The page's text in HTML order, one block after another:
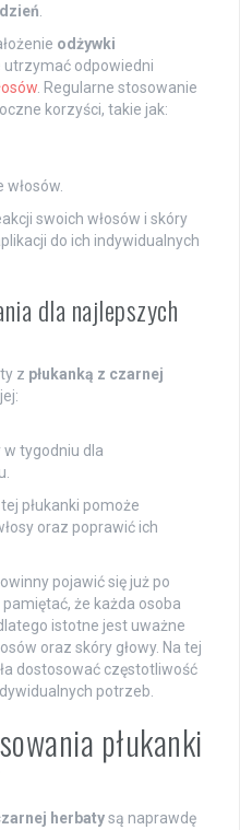
.
odżywki
utrzymać odpowiedni
. Regularne stosowanie
korzyści, takie jak:
swoich włosów i skóry
do ich indywidualnych
dla najlepszych
z płukanką z czarnej
tygodniu dla
płukanki pomoże
oraz poprawić ich
pojawić się już po
że każda osoba
istotne jest uważne
oraz skóry głowy. Na tej
dostosować częstotliwość
potrzeb.
płukanki
herbatysą naprawdę